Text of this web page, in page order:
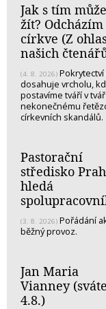
Jak s tím
žít? Odcházím
církve (Z
našich
(4. 8. 2026) Pokrytectví
dosahuje vrcholu,
postavíme tváří v tvář
nekonečnému
církevních skandálů.
Pastorační
středisko
hledá
(3. 8. 2026) Pořádání
běžný provoz.
Jan Maria
Vianney
4.8.)